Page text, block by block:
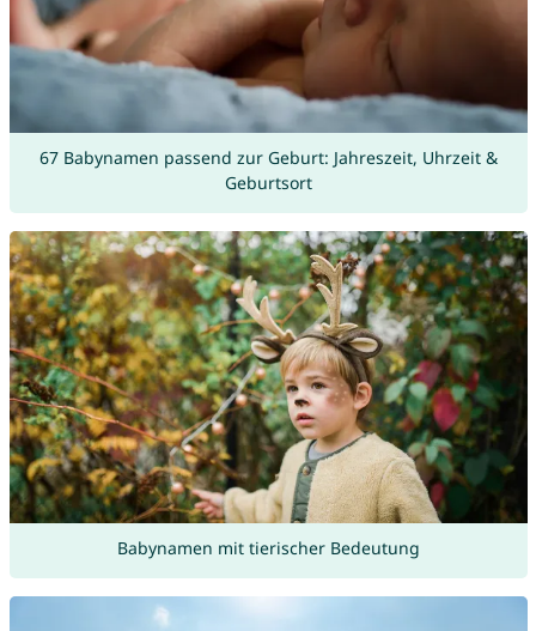
67 Babynamen passend zur Geburt: Jahreszeit, Uhrzeit &
Geburtsort
Babynamen mit tierischer Bedeutung